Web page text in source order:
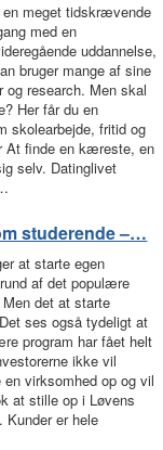
meget tidskrævende
med en
uddannelse,
bruger mange af sine
og research. Men skal
Her får du en
skolearbejde, fritid og
At finde en kæreste, en
selv. Datinglivet
studerende –…
at starte egen
af det populære
det at starte
ses også tydeligt at
program har fået helt
ikke vil
virksomhed op og vil
at stille op i Løvens
Kunder er hele